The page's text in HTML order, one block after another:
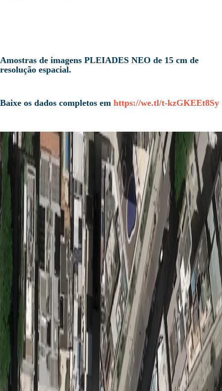
Amostras de imagens PLEIADES NEO de 15 cm de
resolução espacial.
Baixe os dados completos em https://we.tl/t-kzGKEEt8Sy